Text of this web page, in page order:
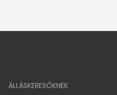
ÁLLÁSKERESŐKNEK